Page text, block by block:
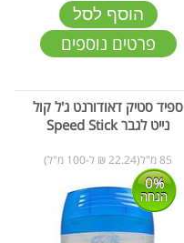
הוסף לסל
פרטים נוספים
ספיד סטיק דאודורנט ג'ל קול
נייט לגבר Speed Stick
85 מ"ל(22.24 ₪ ל-100 מ"ל)
0%
הנחה